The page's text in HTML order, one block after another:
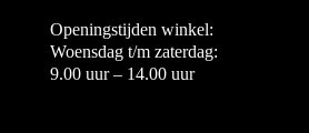
Openingstijden winkel:
Woensdag t/m zaterdag:
9.00 uur – 14.00 uur